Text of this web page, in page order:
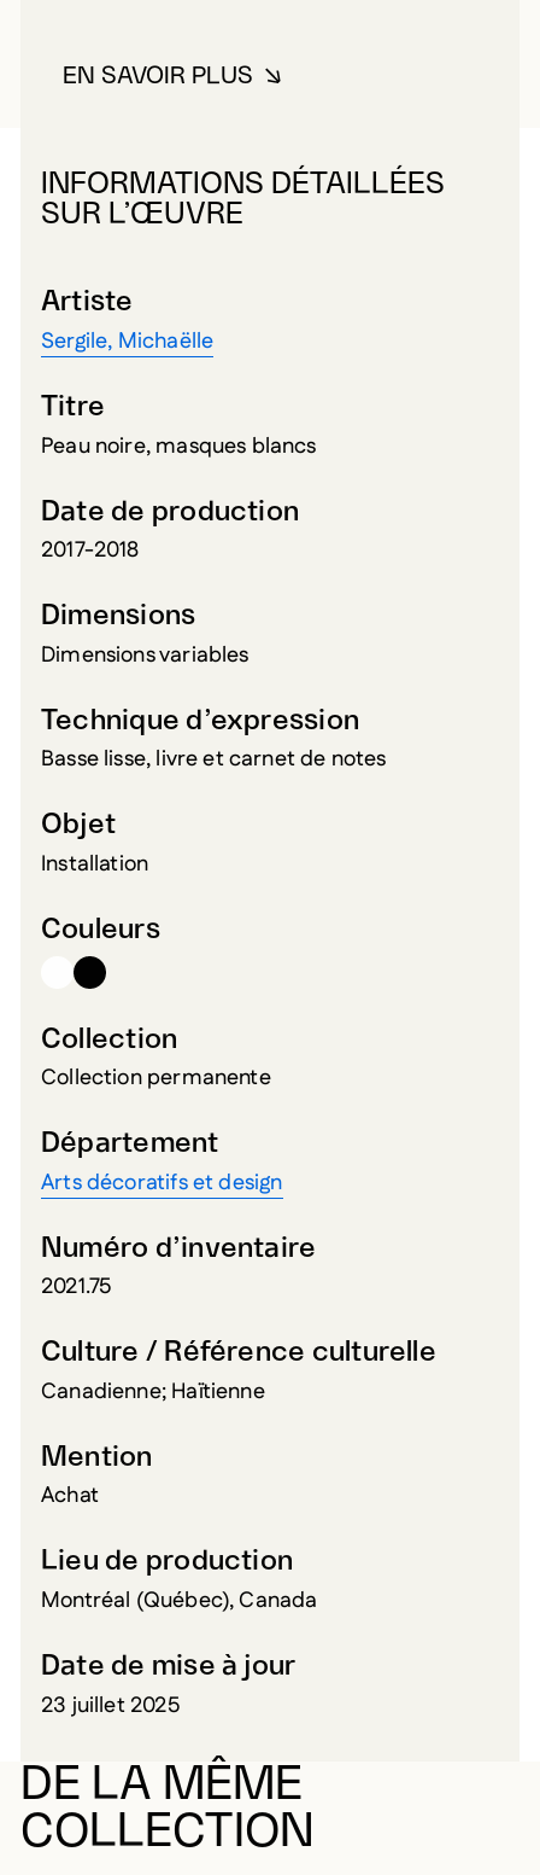
EN SAVOIR PLUSÀ PROPOS DE SERGILE,
INFORMATIONS DÉTAILLÉES
SUR L’ŒUVRE
Artiste
Sergile, Michaëlle
Titre
Peau noire, masques blancs
Date de production
2017-2018
Dimensions
Dimensions variables
Technique d’expression
Basse lisse, livre et carnet de notes
Objet
Installation
Couleurs
Collection
Collection permanente
Département
Arts décoratifs et design
Numéro d’inventaire
2021.75
Culture / Référence culturelle
Canadienne; Haïtienne
Mention
Achat
Lieu de production
Montréal (Québec), Canada
Date de mise à jour
23 juillet 2025
DE LA MÊME
COLLECTION